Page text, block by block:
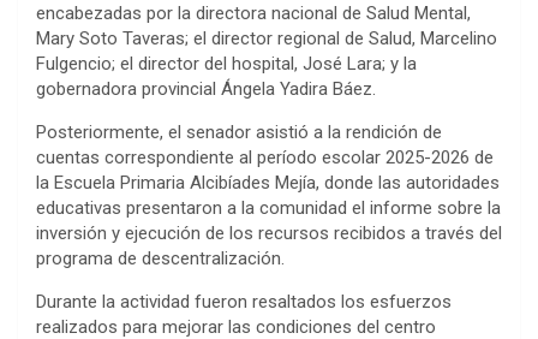
encabezadas por la directora nacional de Salud Mental,
Mary Soto Taveras; el director regional de Salud, Marcelino
Fulgencio; el director del hospital, José Lara; y la
gobernadora provincial Ángela Yadira Báez.
Posteriormente, el senador asistió a la rendición de
cuentas correspondiente al período escolar 2025-2026 de
la Escuela Primaria Alcibíades Mejía, donde las autoridades
educativas presentaron a la comunidad el informe sobre la
inversión y ejecución de los recursos recibidos a través del
programa de descentralización.
Durante la actividad fueron resaltados los esfuerzos
realizados para mejorar las condiciones del centro